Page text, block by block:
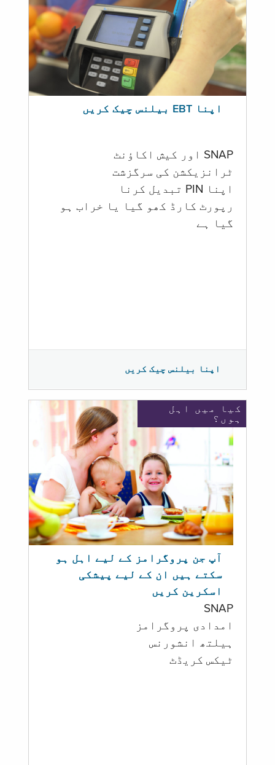
اپنا EBT بیلنس چیک کریں
SNAP اور کیش اکاؤنٹ
ٹرانزیکشن کی سرگزشت
اپنا PIN تبدیل کرنا
رپورٹ کارڈ کھو گیا یا خراب ہو
گيا ہے
اپنا بیلنس چیک کریں
کیا میں اہل
ہوں؟
آپ جن پروگرامز کے لیے اہل ہو
سکتے ہیں ان کے لیے پیشکی
اسکرین کریں
SNAP
امدادی پروگرامز
‏ہیلتھ انشورنس
ٹیکس کریڈٹ